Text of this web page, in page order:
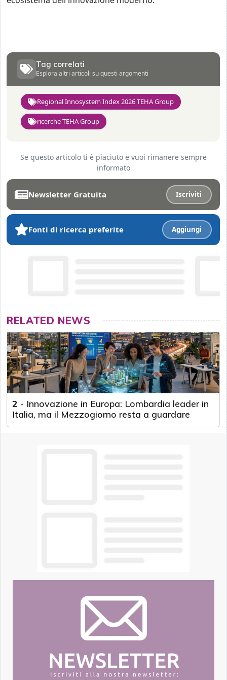
Tag correlati
Esplora altri articoli su questi argomenti
Regional Innosystem Index 2026 TEHA Group
ricerche TEHA Group
Se questo articolo ti è piaciuto e vuoi rimanere sempre
informato
Newsletter Gratuita Iscriviti
Fonti di ricerca preferite Aggiungi
RELATED NEWS
2 - Innovazione in Europa: Lombardia leader in
Italia, ma il Mezzogiorno resta a guardare